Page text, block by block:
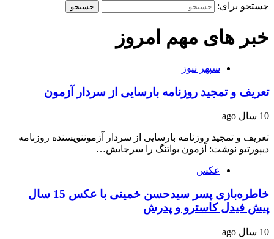
جستجو برای:
خبر های مهم امروز
سپهر نیوز
تعریف و تمجید روزنامه بارسایی از سردار آزمون
10 سال ago
تعریف و تمجید روزنامه بارسایی از سردار آزموننویسنده روزنامه
دیپورتیو نوشت: آزمون بواتنگ را سرجایش…
عکس
خاطره‌بازی پسر سیدحسن خمینی با عکس 15 سال
پیش فیدل کاسترو و پدرش
10 سال ago